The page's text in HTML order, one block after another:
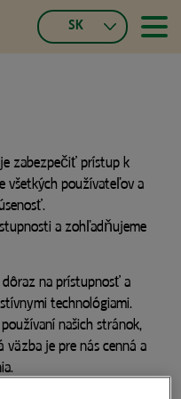
Main
SK
Portugal
Italian
German,
Switzerland
≡
zabezpečiť prístup k
všetkých používateľov a
a zohľadňujeme
na prístupnosť a
technológiami.
našich stránok,
je pre nás cenná a